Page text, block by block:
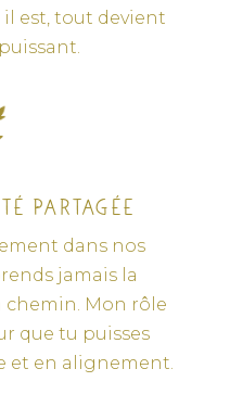
est, tout devient
PARTAGÉE
dans nos
jamais la
Mon rôle
que tu puisses
et en alignement.